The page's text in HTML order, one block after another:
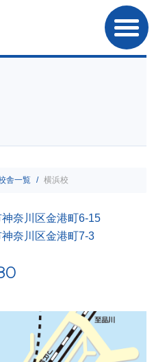
舎一覧 横浜校
奈川区金港町6-15
奈川区金港町7-3